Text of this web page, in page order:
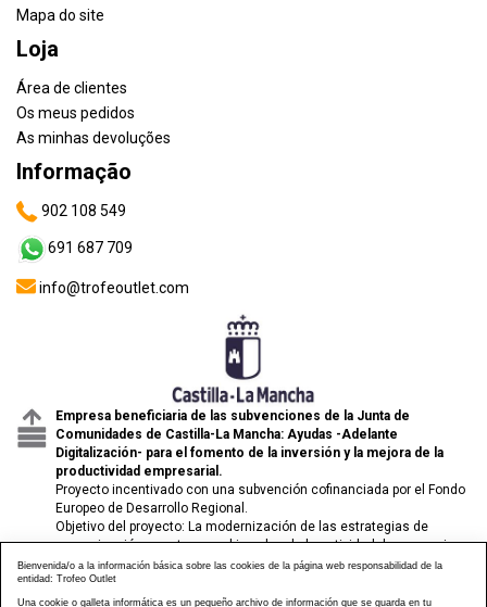
Mapa do site
Loja
Área de clientes
Os meus pedidos
As minhas devoluções
Informação
902 108 549
691 687 709
info@trofeoutlet.com
Empresa beneficiaria de las subvenciones de la Junta de
Comunidades de Castilla-La Mancha: Ayudas -Adelante
Digitalización- para el fomento de la inversión y la mejora de la
productividad empresarial.
Proyecto incentivado con una subvención cofinanciada por el Fondo
Europeo de Desarrollo Regional.
Objetivo del proyecto: La modernización de las estrategias de
comunicación y venta para el impulso de la actividad de comercio
electrónico de las pymes.
Bienvenida/o a la información básica sobre las cookies de la página web responsabilidad de la
entidad: Trofeo Outlet
Una cookie o galleta informática es un pequeño archivo de información que se guarda en tu